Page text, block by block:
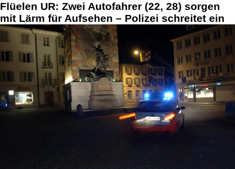
Flüelen UR: Zwei Autofahrer (22, 28) sorgen
mit Lärm für Aufsehen – Polizei schreitet ein